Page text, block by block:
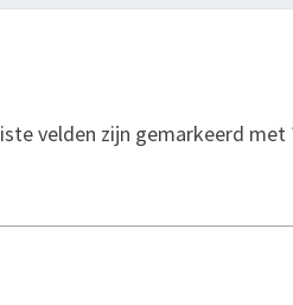
velden zijn gemarkeerd met